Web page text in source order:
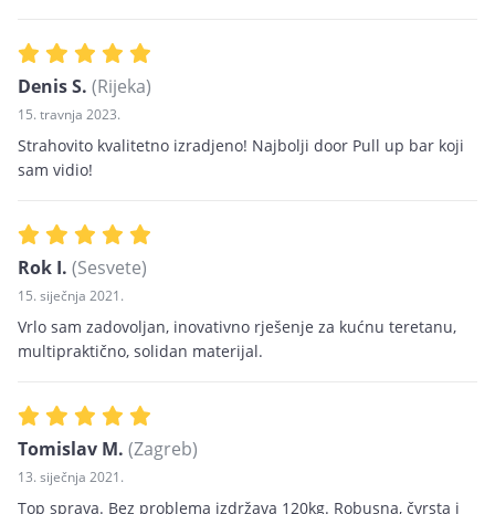
Denis S. (Rijeka)
15. travnja 2023.
Strahovito kvalitetno izradjeno! Najbolji door Pull up bar koji
sam vidio!
Rok I. (Sesvete)
15. siječnja 2021.
Vrlo sam zadovoljan, inovativno rješenje za kućnu teretanu,
multipraktično, solidan materijal.
Tomislav M. (Zagreb)
13. siječnja 2021.
Top sprava. Bez problema izdržava 120kg. Robusna, čvrsta i